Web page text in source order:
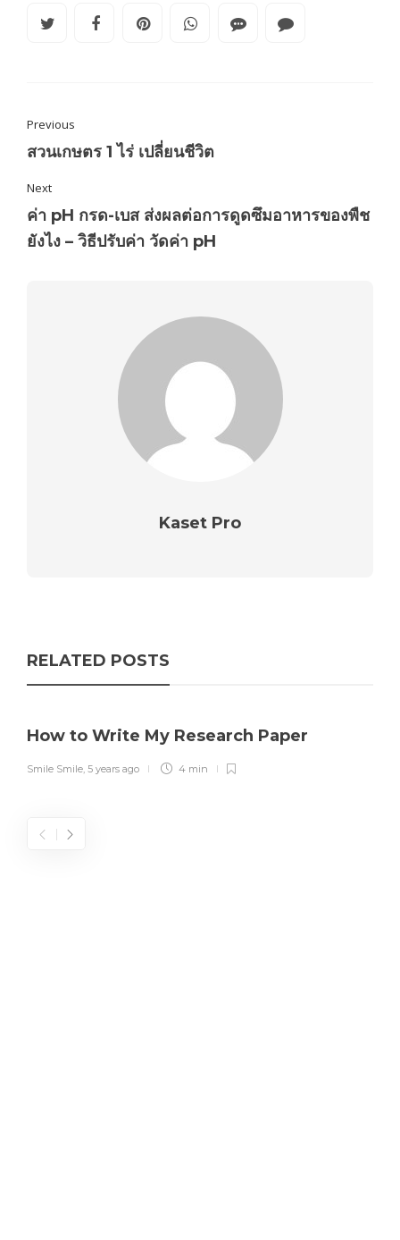
Previous
สวนเกษตร 1 ไร่ เปลี่ยนชีวิต
Next
ค่า pH กรด-เบส ส่งผลต่อการดูดซึมอาหารของพืช
ยังไง – วิธีปรับค่า วัดค่า pH
Kaset Pro
RELATED POSTS
How to Write My Research Paper
Smile Smile, 5 years ago 4 min